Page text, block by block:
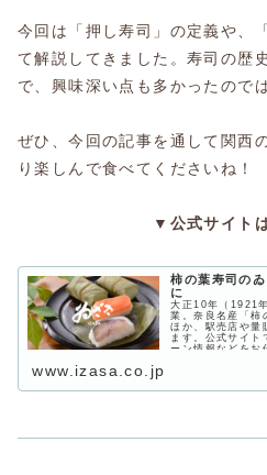
今回は「押し寿司」の定義や、
て解説してきました。寿司の歴
で、興味深い点も多かったので
ぜひ、今回の記事を通して関西
り楽しんで食べてくださいね！
▼公式サイト
柿の葉寿司の
に
大正10年（1921
業。奈良名産「柿
ほか、駅売店や量
ます。公式サイト
ーン情報などをお
www.izasa.co.jp